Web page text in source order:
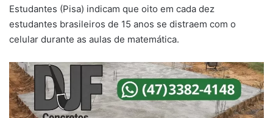
Estudantes (Pisa) indicam que oito em cada dez
estudantes brasileiros de 15 anos se distraem com o
celular durante as aulas de matemática.